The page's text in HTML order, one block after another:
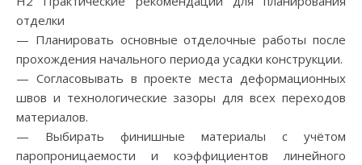
отделки
— Планировать основные отделочные работы после
прохождения начального периода усадки конструкции.
— Согласовывать в проекте места деформационных
швов и технологические зазоры для всех переходов
материалов.
— Выбирать финишные материалы с учётом
паропроницаемости и коэффициентов линейного